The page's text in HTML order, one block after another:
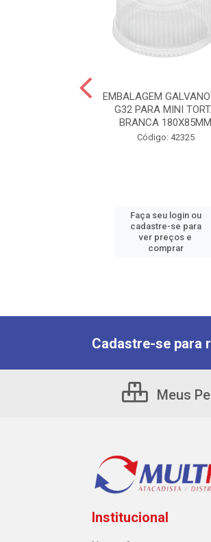
EMBALAGEM
G32 PARA MINI
BRANCA 180X85MM
Código: 42325
Faça seu login ou
cadastre-se para
ver preços e
comprar
Cadastre-se para
Meus
Institucional